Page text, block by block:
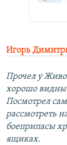
Игорь
Прочел у
хорошо видны
Посмотрел
рассмотреть
боеприпасы
ящиках.